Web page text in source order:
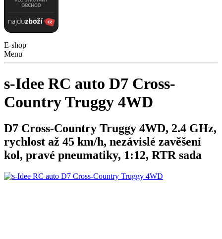
E-shop
Menu
s-Idee RC auto D7 Cross-
Country Truggy 4WD
D7 Cross-Country Truggy 4WD, 2.4 GHz,
rychlost až 45 km/h, nezávislé zavěšení
kol, pravé pneumatiky, 1:12, RTR sada